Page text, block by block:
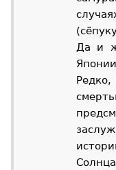
Да и
Редко,